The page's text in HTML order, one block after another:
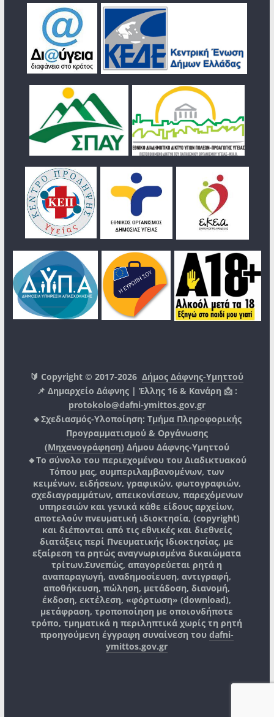
🔰 Copyright © 2017-2026Δήμος Δάφνης-Υμηττού
📌 Δημαρχείο Δάφνης | Έλλης 16 & Κανάρη 📩 :
protokolo@dafni-ymittos.gov.gr
🔹Σχεδιασμός-Υλοποίηση: Τμήμα Πληροφορικής
Προγραμματισμού & Οργάνωσης
(Μηχανογράφηση) Δήμου Δάφνης-Υμηττού
🔸Το σύνολο του περιεχομένου του Διαδικτυακού
Τόπου μας, συμπεριλαμβανομένων, των
κειμένων, ειδήσεων, γραφικών, φωτογραφιών,
σχεδιαγραμμάτων, απεικονίσεων, παρεχόμενων
υπηρεσιών και γενικά κάθε είδους αρχείων,
αποτελούν πνευματική ιδιοκτησία, (copyright)
και διέπονται από τις εθνικές και διεθνείς
διατάξεις περί Πνευματικής Ιδιοκτησίας, με
εξαίρεση τα ρητώς αναγνωρισμένα δικαιώματα
τρίτων.Συνεπώς, απαγορεύεται ρητά η
αναπαραγωγή, αναδημοσίευση, αντιγραφή,
αποθήκευση, πώληση, μετάδοση, διανομή,
έκδοση, εκτέλεση, «φόρτωση» (download),
μετάφραση, τροποποίηση με οποιονδήποτε
τρόπο, τμηματικά η περιληπτικά χωρίς τη ρητή
προηγούμενη έγγραφη συναίνεση του dafni-
ymittos.gov.gr